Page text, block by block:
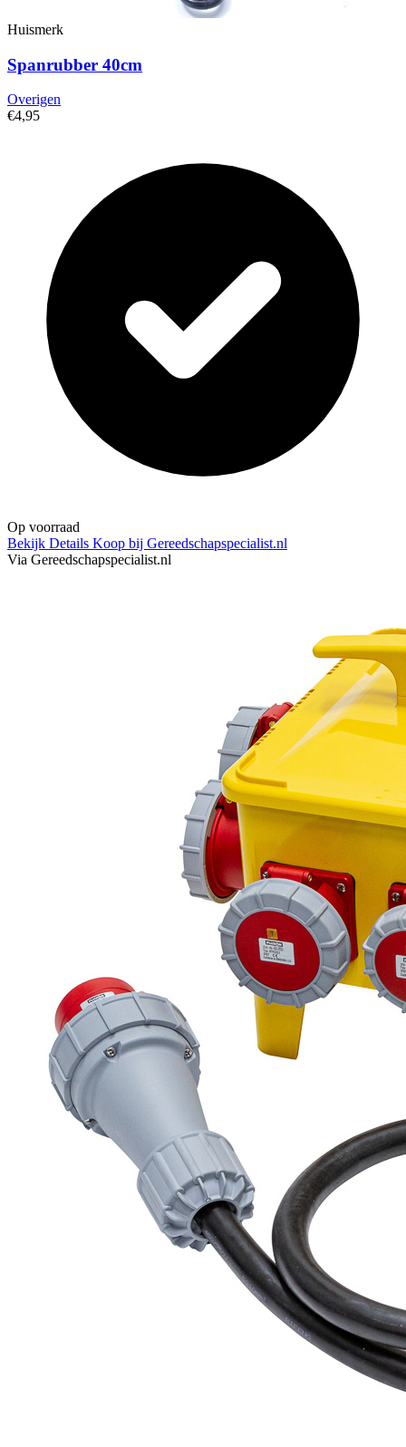
Huismerk
Spanrubber 40cm
Overigen
€4,95
Op voorraad
Bekijk Details Koop bij Gereedschapspecialist.nl
Via Gereedschapspecialist.nl